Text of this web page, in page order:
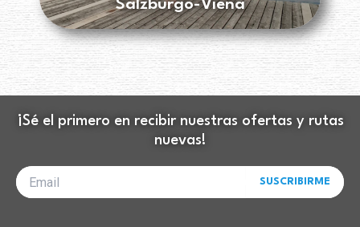
Salzburgo-Viena
¡Sé el primero en recibir nuestras ofertas y rutas
nuevas!
Tu
correo
SUSCRIBIRME